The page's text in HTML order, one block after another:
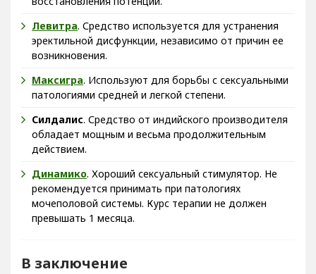
Левитра. Средство используется для устранения
эректильной дисфункции, независимо от причин ее
возникновения.
Максигра. Используют для борьбы с сексуальными
патологиями средней и легкой степени.
Силдалис. Средство от индийского производителя
обладает мощным и весьма продолжительным
действием.
Динамико. Хороший сексуальный стимулятор. Не
рекомендуется принимать при патологиях
мочеполовой системы. Курс терапии не должен
превышать 1 месяца.
В заключение